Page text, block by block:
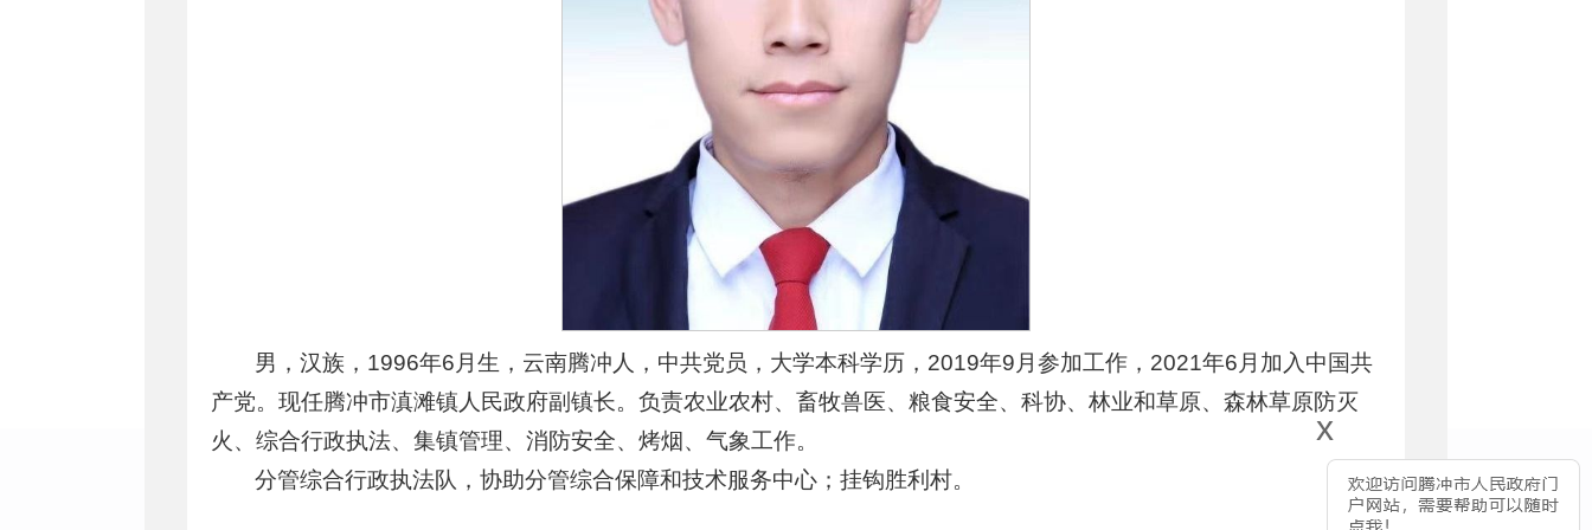
x
男，汉族，1996年6月生，云南腾冲人，中共党员，大学本科学历，2019年9月参加工作，2021年6月加入中国共
产党。现任腾冲市滇滩镇人民政府副镇长。负责农业农村、畜牧兽医、粮食安全、科协、林业和草原、森林草原防灭
火、综合行政执法、集镇管理、消防安全、烤烟、气象工作。
分管综合行政执法队，协助分管综合保障和技术服务中心；挂钩胜利村。